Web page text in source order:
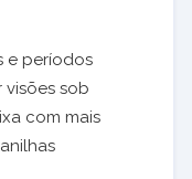
e períodos
sob
com mais